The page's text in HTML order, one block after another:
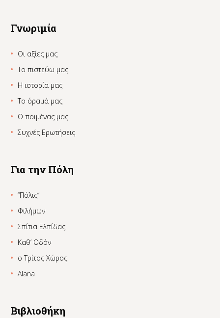
Γνωριμία
Οι αξίες μας
Το πιστεύω μας
Η ιστορία μας
Το όραμά μας
Ο ποιμένας μας
Συχνές Ερωτήσεις
Για την Πόλη
“Πόλις”
Φιλήμων
Σπίτια Ελπίδας
Καθ’ Οδόν
ο Τρίτος Χώρος
Alana
Βιβλιοθήκη